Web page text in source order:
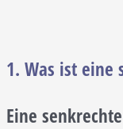
1. Was ist eine
Eine